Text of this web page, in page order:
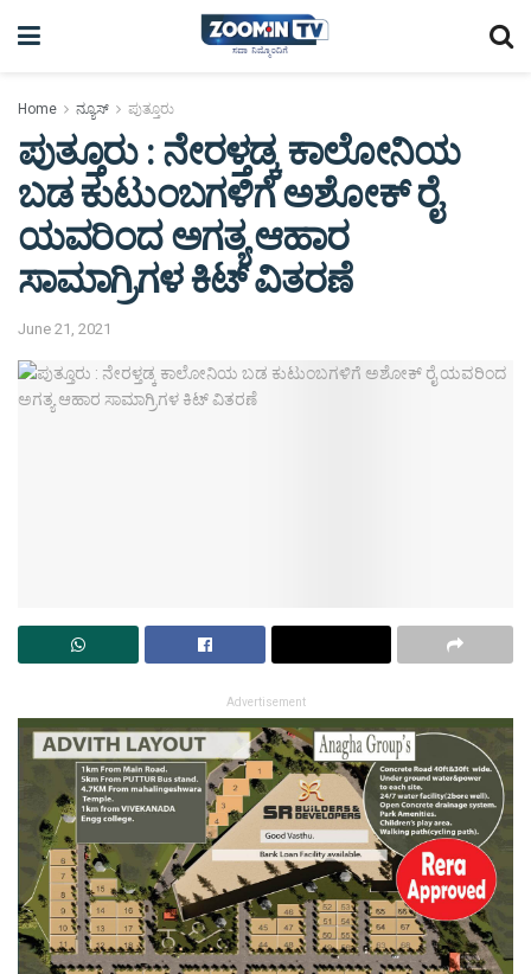
Home ನ್ಯೂಸ್ ಪುತ್ತೂರು
ಪುತ್ತೂರು : ನೇರಳ್ತಡ್ಕ ಕಾಲೋನಿಯ
ಬಡ ಕುಟುಂಬಗಳಿಗೆ ಅಶೋಕ್ ರೈ
ಯವರಿಂದ ಅಗತ್ಯ ಆಹಾರ
ಸಾಮಾಗ್ರಿಗಳ ಕಿಟ್ ವಿತರಣೆ
June 21, 2021
Advertisement